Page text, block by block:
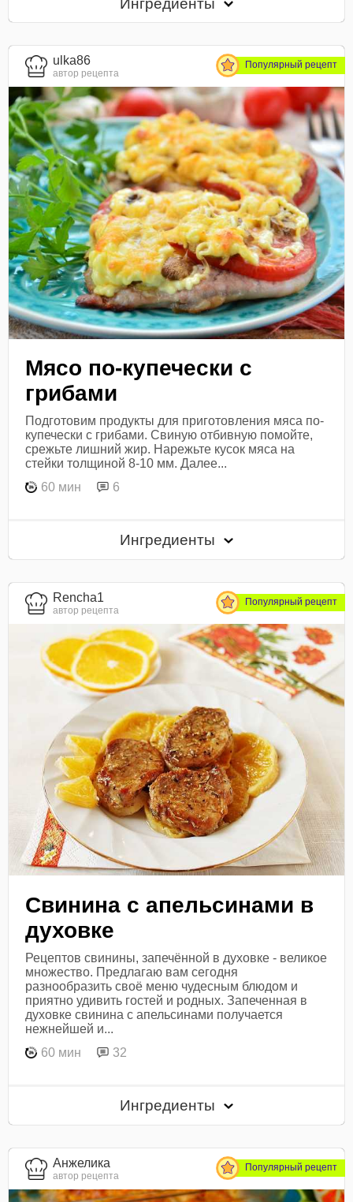
ulka86
автор рецепта
Популярный рецепт
Мясо по-купечески с
грибами
Подготовим продукты для приготовления мяса по-
купечески с грибами. Свиную отбивную помойте,
срежьте лишний жир. Нарежьте кусок мяса на
стейки толщиной 8-10 мм. Далее...
60 мин
6
Ингредиенты
Rencha1
автор рецепта
Популярный рецепт
Свинина с апельсинами в
духовке
Рецептов свинины, запечённой в духовке - великое
множество. Предлагаю вам сегодня
разнообразить своё меню чудесным блюдом и
приятно удивить гостей и родных. Запеченная в
духовке свинина с апельсинами получается
нежнейшей и...
60 мин
32
Ингредиенты
Анжелика
автор рецепта
Популярный рецепт